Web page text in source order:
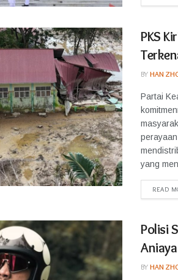
PKS
BY HAN
Partai
yang
READ
Polisi
BY HAN